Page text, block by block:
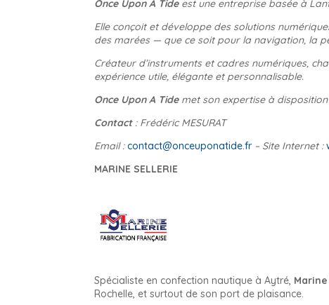
Once Upon A Tide est une entreprise basée à
Elle conçoit et développe des solutions
des marées — que ce soit pour la navigation, la
Créateur d’instruments et cadres numériques,
expérience utile, élégante et personnalisable.
Once Upon A Tidemet son expertise à
Contact : Frédéric MESURAT
Email :contact@onceuponatide.fr– Site Internet :
MARINE SELLERIE
Spécialiste en confection nautique à Aytré,
Rochelle, et surtout de son port de plaisance.